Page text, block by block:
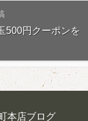
500円クーポンを
本店ブログ